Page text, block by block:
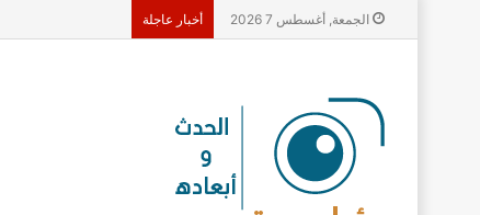
الجمعة, أغسطس 7 2026 أخبار عاجلة